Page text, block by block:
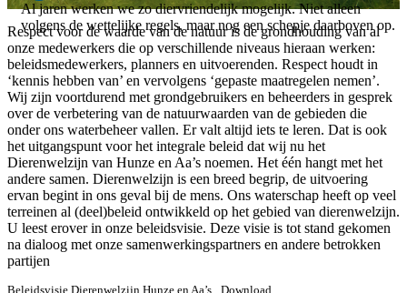
Al jaren werken we zo diervriendelijk mogelijk. Niet alleen
volgens de wettelijke regels, maar nog een schepje daarboven op.
Respect voor de waarde van de natuur is de grondhouding van al
onze medewerkers die op verschillende niveaus hieraan werken:
beleidsmedewerkers, planners en uitvoerenden. Respect houdt in
‘kennis hebben van’ en vervolgens ‘gepaste maatregelen nemen’.
Wij zijn voortdurend met grondgebruikers en beheerders in gesprek
over de verbetering van de natuurwaarden van de gebieden die
onder ons waterbeheer vallen. Er valt altijd iets te leren. Dat is ook
het uitgangspunt voor het integrale beleid dat wij nu het
Dierenwelzijn van Hunze en Aa’s noemen. Het één hangt met het
andere samen. Dierenwelzijn is een breed begrip, de uitvoering
ervan begint in ons geval bij de mens. Ons waterschap heeft op veel
terreinen al (deel)beleid ontwikkeld op het gebied van dierenwelzijn.
U leest erover in onze beleidsvisie. Deze visie is tot stand gekomen
na dialoog met onze samenwerkingspartners en andere betrokken
partijen
Beleidsvisie Dierenwelzijn Hunze en Aa’s Download